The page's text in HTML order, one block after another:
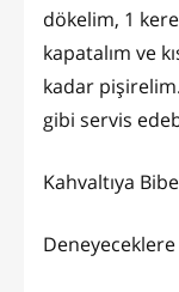
dökelim, 1 kere
kapatalım ve
kadar
gibi servis
Kahvaltıya